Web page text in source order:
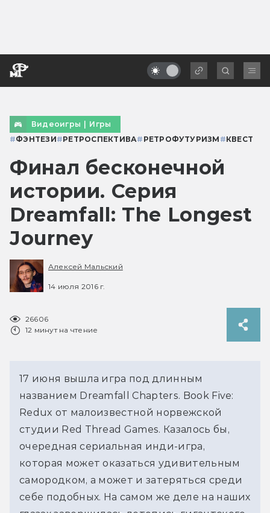
Видеоигры | Игры
#ФЭНТЕЗИ#РЕТРОСПЕКТИВА# РЕТРОФУТУРИЗМ #КВЕСТ
Финал бесконечной
истории. Серия
Dreamfall: The Longest
Journey
Алексей Мальский
14 июля 2016 г.
26606
12 минут на чтение
17 июня вышла игра под длинным
названием Dreamfall Chapters. Book Five:
Redux от малоизвестной норвежской
студии Red Thread Games. Казалось бы,
очередная сериальная инди-игра,
которая может оказаться удивительным
самородком, а может и затеряться среди
себе подобных. На самом же деле на наших